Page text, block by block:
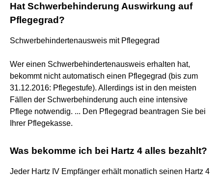
Hat Schwerbehinderung Auswirkung auf
Pflegegrad?
Schwerbehindertenausweis mit Pflegegrad
Wer einen Schwerbehindertenausweis erhalten hat,
bekommt nicht automatisch einen Pflegegrad (bis zum
31.12.2016: Pflegestufe). Allerdings ist in den meisten
Fällen der Schwerbehinderung auch eine intensive
Pflege notwendig. ... Den Pflegegrad beantragen Sie bei
Ihrer Pflegekasse.
Was bekomme ich bei Hartz 4 alles bezahlt?
Jeder Hartz IV Empfänger erhält monatlich seinen Hartz 4